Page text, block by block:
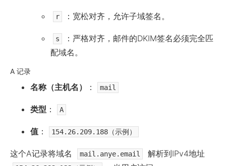
r ：宽松对齐，允许子域签名。
s
：严格对齐，邮件的DKIM签名必须完全匹
配域名。
A 记录
名称（主机名） ： mail
类型 ： A
值 ： 154.26.209.188（示例）
这个A记录将域名 mail.anye.email 解析到IPv4地址